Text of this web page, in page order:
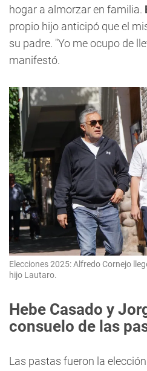
hogar a almorzar en familia.
propio hijo anticipó que el
su padre. "Yo me ocupo de
manifestó.
Elecciones 2025: Alfredo Cornejo
hijo Lautaro.
Hebe Casado y
consuelo de las
Las pastas fueron la